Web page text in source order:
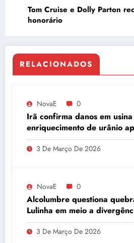
Tom Cruise e Dolly Parton
honorário
RELACIONADOS
NovaE 0
Irã confirma danos em
enriquecimento de urânio
embaixador evita detalhes
quantidade de urânio
3 De Março De 2026
NovaE 0
Alcolumbre questiona
Lulinha em meio a
do INSS
3 De Março De 2026